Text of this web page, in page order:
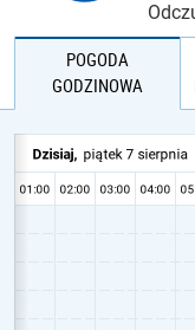
POGODA
GODZINOWA